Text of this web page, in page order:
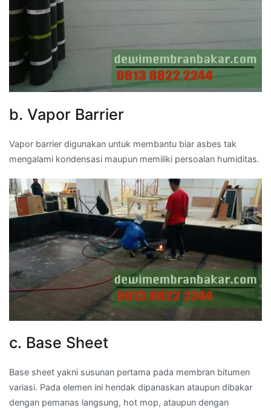
b. Vapor Barrier
Vapor barrier digunakan untuk membantu biar asbes tak
mengalami kondensasi maupun memiliki persoalan humiditas.
c. Base Sheet
Base sheet yakni susunan pertama pada membran bitumen
variasi. Pada elemen ini hendak dipanaskan ataupun dibakar
dengan pemanas langsung, hot mop, ataupun dengan